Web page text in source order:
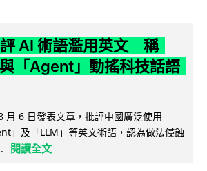
AI 術語濫用英文 稱
與「Agent」動搖科技話語
月 6 日發表文章，批評中國廣泛使用
」及「LLM」等英文術語，認為做法侵蝕
閱讀全文